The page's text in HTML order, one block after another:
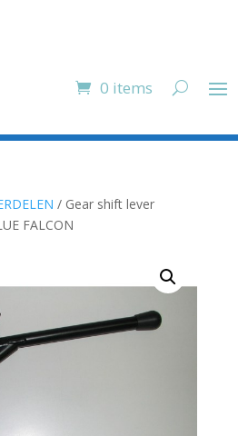
0 items
/ Gear shift lever
FALCON